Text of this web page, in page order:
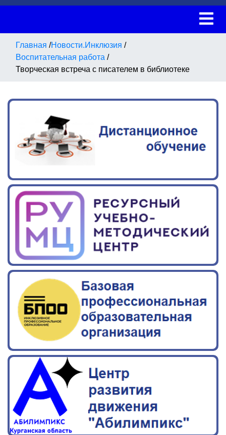
Главная /Новости.Инклюзия /
Воспитательная работа /
Творческая встреча с писателем в библиотеке